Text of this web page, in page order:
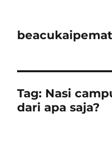
Tag: Nasi
dari apa saja?